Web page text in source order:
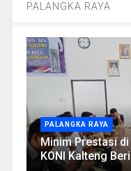
PALANGKA RAYA
PALANGKA RAYA
Minim Prestasi di
KONI Kalteng